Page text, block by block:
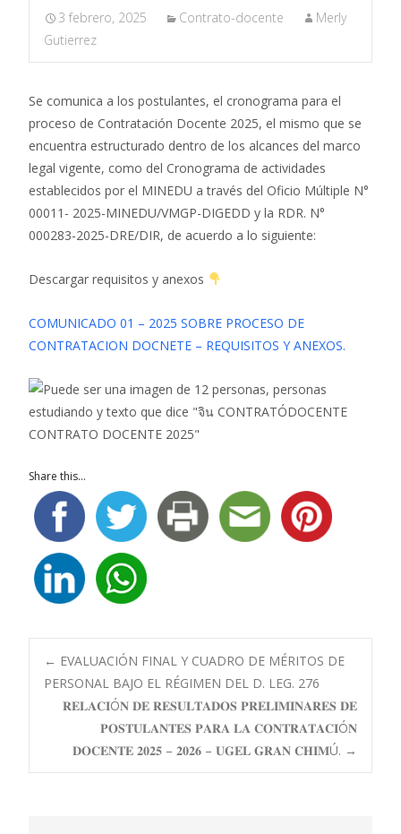
3 febrero, 2025 Contrato-docente
Merly
Gutierrez
Se comunica a los postulantes, el cronograma para el
proceso de Contratación Docente 2025, el mismo que se
encuentra estructurado dentro de los alcances del marco
legal vigente, como del Cronograma de actividades
establecidos por el MINEDU a través del Oficio Múltiple N°
00011- 2025-MINEDU/VMGP-DIGEDD y la RDR. N°
000283-2025-DRE/DIR, de acuerdo a lo siguiente:
Descargar requisitos y anexos
COMUNICADO 01 – 2025 SOBRE PROCESO DE
CONTRATACION DOCNETE – REQUISITOS Y ANEXOS.
Share this...
Navegación
entradas
← EVALUACIÓN FINAL Y CUADRO DE MÉRITOS DE
PERSONAL BAJO EL RÉGIMEN DEL D. LEG. 276
𝐑𝐄𝐋𝐀𝐂𝐈Ó𝐍 𝐃𝐄 𝐑𝐄𝐒𝐔𝐋𝐓𝐀𝐃𝐎𝐒 𝐏𝐑𝐄𝐋𝐈𝐌𝐈𝐍𝐀𝐑𝐄𝐒 𝐃𝐄
𝐏𝐎𝐒𝐓𝐔𝐋𝐀𝐍𝐓𝐄𝐒 𝐏𝐀𝐑𝐀 𝐋𝐀 𝐂𝐎𝐍𝐓𝐑𝐀𝐓𝐀𝐂𝐈Ó𝐍
𝐃𝐎𝐂𝐄𝐍𝐓𝐄 𝟐𝟎𝟐𝟓 – 𝟐𝟎𝟐𝟔 – 𝐔𝐆𝐄𝐋 𝐆𝐑𝐀𝐍 𝐂𝐇𝐈𝐌Ú. →